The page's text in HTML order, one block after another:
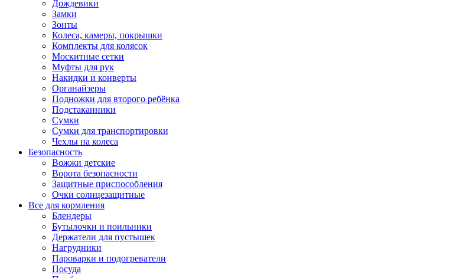
Дождевики
Замки
Зонты
Колеса, камеры, покрышки
Комплекты для колясок
Москитные сетки
Муфты для рук
Накидки и конверты
Органайзеры
Подножки для второго ребёнка
Подстаканники
Сумки
Сумки для транспортировки
Чехлы на колеса
Безопасность
Вожжи детские
Ворота безопасности
Защитные приспособления
Очки солнцезащитные
Все для кормления
Блендеры
Бутылочки и поильники
Держатели для пустышек
Нагрудники
Пароварки и подогреватели
Посуда